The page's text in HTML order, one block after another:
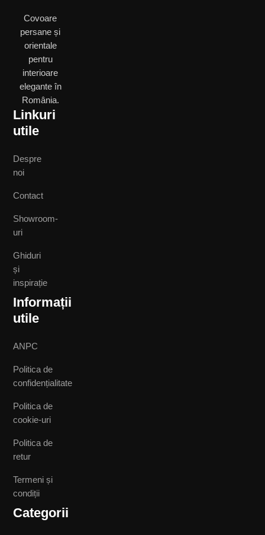
Covoare
persane și
orientale
pentru
interioare
elegante în
România.
Linkuri
utile
Despre
noi
Contact
Showroom-
uri
Ghiduri
și
inspirație
Informații
utile
ANPC
Politica de
confidențialitate
Politica de
cookie-uri
Politica de
retur
Termeni și
condiții
Categorii